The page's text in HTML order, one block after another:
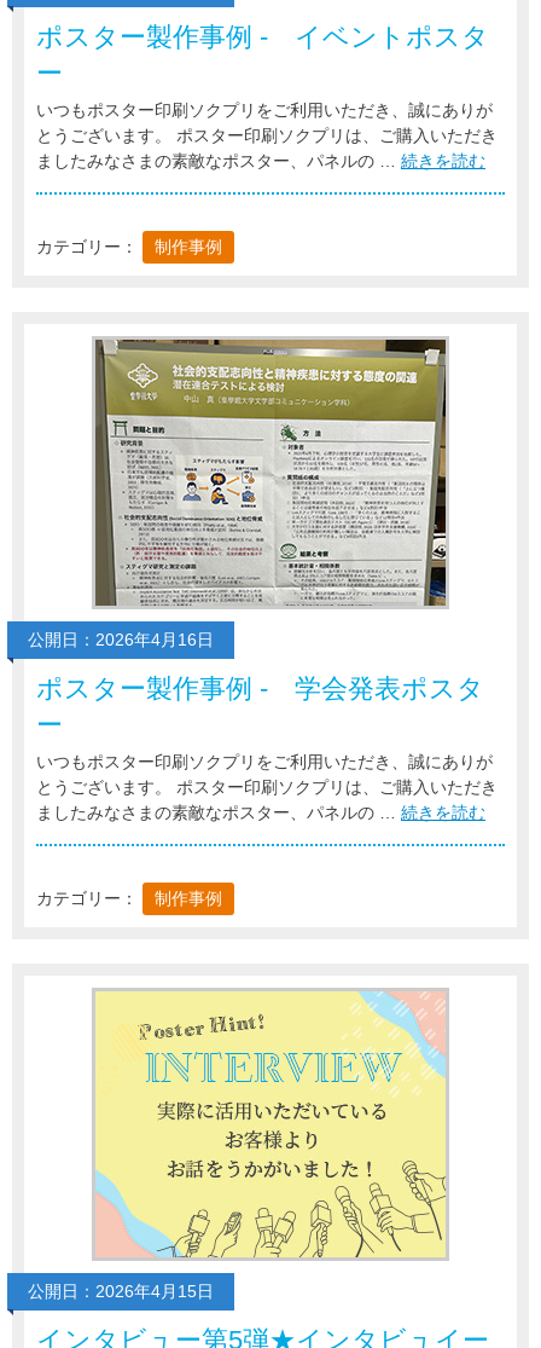
ポスター製作事例 - イベントポスタ
ー
いつもポスター印刷ソクプリをご利用いただき、誠にありが
とうございます。 ポスター印刷ソクプリは、ご購入いただき
ましたみなさまの素敵なポスター、パネルの … 続きを読む
カテゴリー： 制作事例
公開日：2026年4月16日
ポスター製作事例 - 学会発表ポスタ
ー
いつもポスター印刷ソクプリをご利用いただき、誠にありが
とうございます。 ポスター印刷ソクプリは、ご購入いただき
ましたみなさまの素敵なポスター、パネルの … 続きを読む
カテゴリー： 制作事例
公開日：2026年4月15日
インタビュー第5弾★インタビュイー